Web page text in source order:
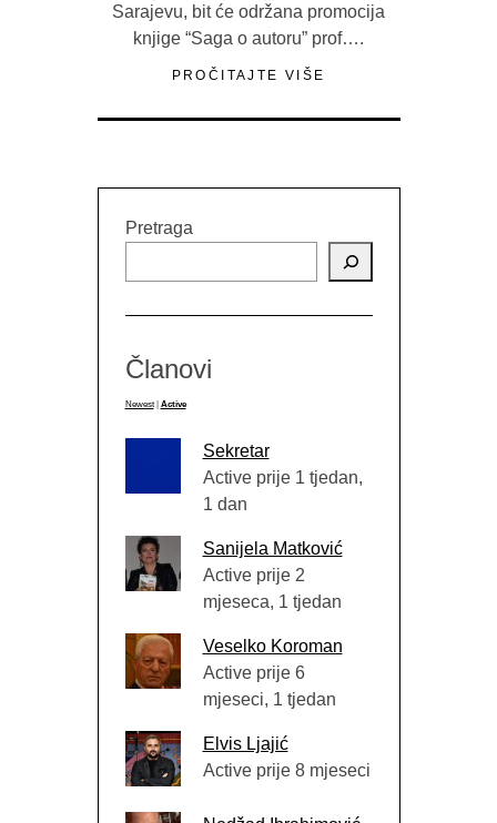
Sarajevu, bit će održana promocija
knjige “Saga o autoru” prof….
PROČITAJTE VIŠE
Pretraga
Članovi
Newest Active
Sekretar
Active prije 1 tjedan,
1 dan
Sanijela Matković
Active prije 2
mjeseca, 1 tjedan
Veselko Koroman
Active prije 6
mjeseci, 1 tjedan
Elvis Ljajić
Active prije 8 mjeseci